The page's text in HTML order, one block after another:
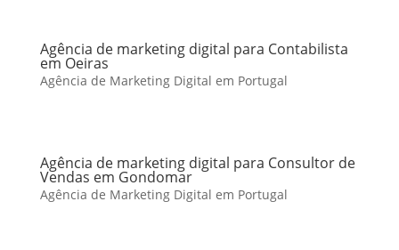
Agência de marketing digital para Contabilista
em Oeiras
Agência de Marketing Digital em Portugal
Agência de marketing digital para Consultor de
Vendas em Gondomar
Agência de Marketing Digital em Portugal